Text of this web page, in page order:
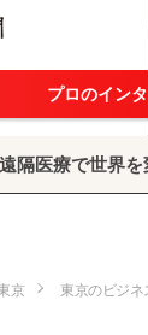
プロのイン
遠隔医療で世界
京 東京のビジネ